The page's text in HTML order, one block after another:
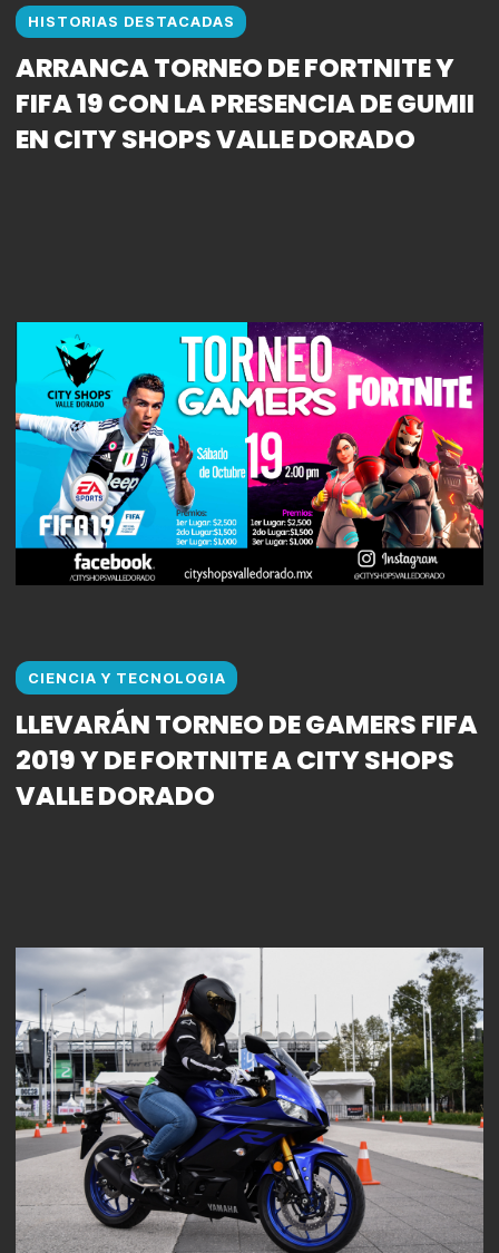
HISTORIAS DESTACADAS
ARRANCA TORNEO DE FORTNITE Y
FIFA 19 CON LA PRESENCIA DE GUMII
EN CITY SHOPS VALLE DORADO
CIENCIA Y TECNOLOGIA
LLEVARÁN TORNEO DE GAMERS FIFA
2019 Y DE FORTNITE A CITY SHOPS
VALLE DORADO